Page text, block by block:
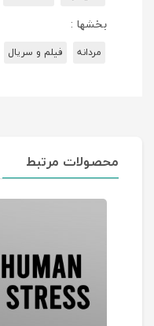
بخشها :
مردانه فیلم و سریال
محصولات مرتبط